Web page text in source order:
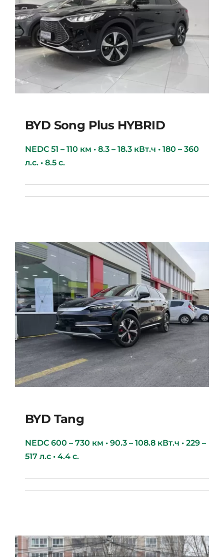
BYD Song Plus HYBRID
BYD Song Plus HYBRID
NEDC 51 – 110 км • 8.3 – 18.3 кВт.ч • 180 – 360
л.с. • 8.5 с.
BYD Tang
NEDC 600 – 730 км • 90.3 – 108.8 кВт.ч • 229 –
517 л.с • 4.4 с.